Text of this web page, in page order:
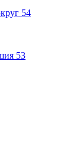
54
53